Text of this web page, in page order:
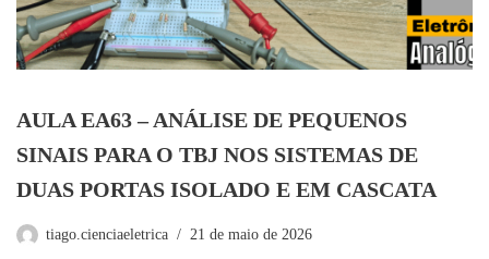
AULA EA63 – ANÁLISE DE PEQUENOS
SINAIS PARA O TBJ NOS SISTEMAS DE
DUAS PORTAS ISOLADO E EM CASCATA
tiago.cienciaeletrica 21 de maio de 2026